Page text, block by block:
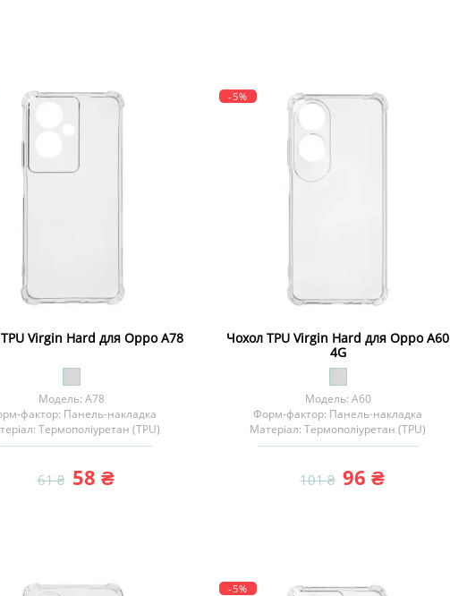
Virgin Hard для Oppo A78
Модель: A78
фактор: Панель-накладка
Термополіуретан (TPU)
61 ₴ 58 ₴
-5%
Чохол TPU Virgin Hard для Oppo A60
4G
Модель: A60
Форм-фактор: Панель-накладка
Матеріал: Термополіуретан (TPU)
101 ₴ 96 ₴
-5%